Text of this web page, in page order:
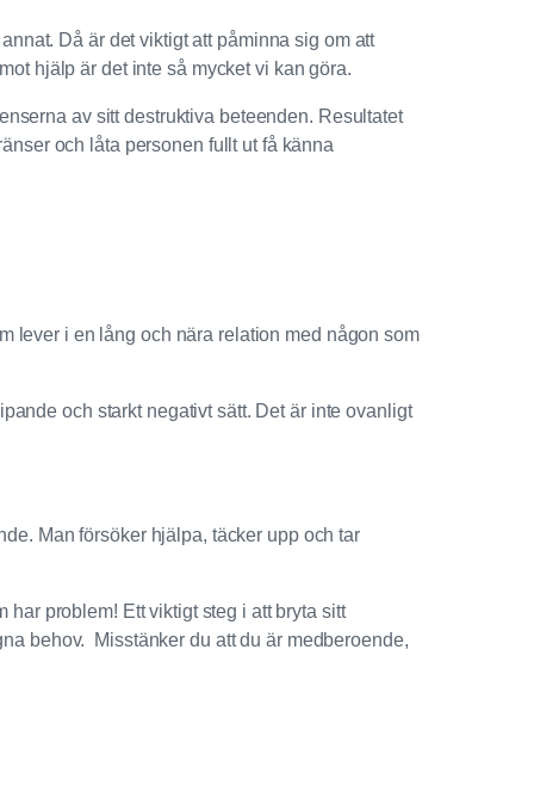
Då är det viktigt att påminna sig om att
hjälp är det inte så mycket vi kan göra.
av sitt destruktiva beteenden. Resultatet
och låta personen fullt ut få känna
lever i en lång och nära relation med någon som
och starkt negativt sätt. Det är inte ovanligt
Man försöker hjälpa, täcker upp och tar
problem! Ett viktigt steg i att bryta sitt
behov. Misstänker du att du är medberoende,